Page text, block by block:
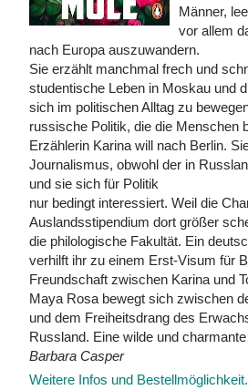
Männer,
vor allem
nach Europa auszuwandern.
Sie erzählt manchmal frech und
studentische Leben in Moskau und
sich im politischen Alltag zu
russische Politik, die die Menschen
Erzählerin Karina will nach Berlin.
Journalismus, obwohl der in
und sie sich für Politik
nur bedingt interessiert. Weil die
Auslandsstipendium dort größer
die philologische Fakultät. Ein
verhilft ihr zu einem Erst-Visum für
Freundschaft zwischen Karina und
Maya Rosa bewegt sich zwischen
und dem Freiheitsdrang des
Russland. Eine wilde und
Barbara Casper
Weitere Infos und